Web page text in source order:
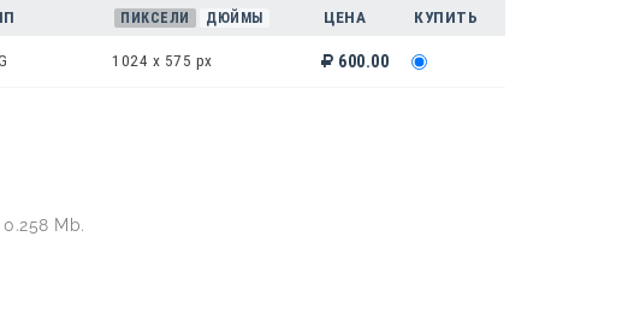
ПИКСЕЛИ ДЮЙМЫ ЦЕНА
КУПИТЬ
1024 x 575 px 600.00
0.258 Mb.